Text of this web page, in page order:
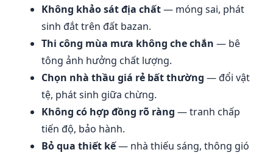
Không khảo sát địa chất— móng sai, phát
sinh đắt trên đất bazan.
Thi công mùa mưa không che chắn — bê
tông ảnh hưởng chất lượng.
Chọn nhà thầu giá rẻ bất thường — đổi vật
tệ, phát sinh giữa chừng.
Không có hợp đồng rõ ràng — tranh chấp
tiến độ, bảo hành.
Bỏ qua thiết kế— nhà thiếu sáng, thông gió